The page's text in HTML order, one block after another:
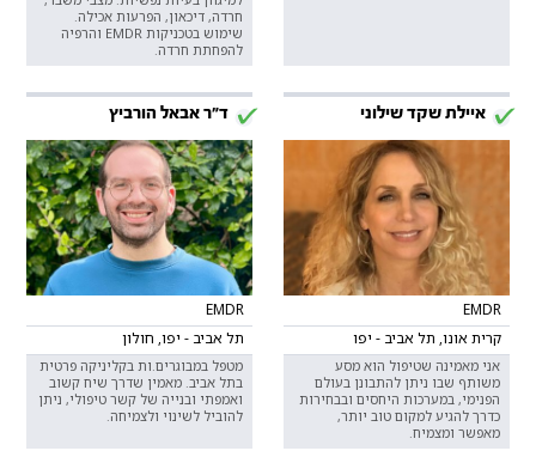
חרדה, דיכאון, הפרעות אכילה.
שימוש בטכניקות EMDR והרפיה
להפחתת חרדה.
איילת שקד שילוני
EMDR
קרית אונו, תל אביב - יפו
אני מאמינה שטיפול הוא מסע
משותף שבו ניתן להתבונן בעולם
הפנימי, במערכות היחסים ובבחירות
כדרך להגיע למקום טוב יותר,
מאפשר ומצמיח.
ד"ר אבאל הורביץ
EMDR
תל אביב - יפו, חולון
מטפל במבוגרים.ות בקליניקה פרטית
בתל אביב. מאמין שדרך שיח קשוב
ואמפתי ובנייה של קשר טיפולי, ניתן
להוביל לשינוי ולצמיחה.